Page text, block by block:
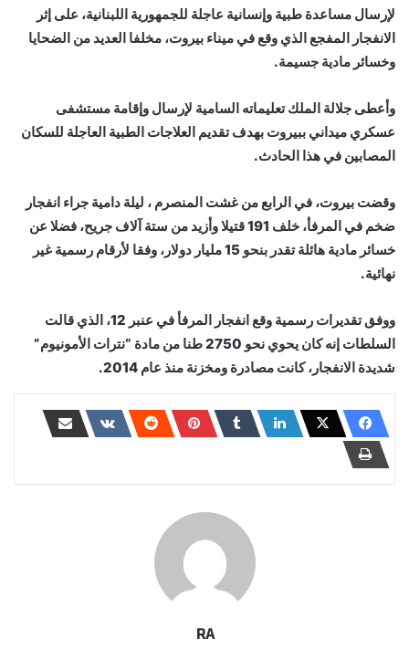
لإرسال مساعدة طبية وإنسانية عاجلة للجمهورية اللبنانية، على إثر
الانفجار المفجع الذي وقع في ميناء بيروت، مخلفا العديد من الضحايا
وخسائر مادية جسيمة.
وأعطى جلالة الملك تعليماته السامية لإرسال وإقامة مستشفى
عسكري ميداني ببيروت بهدف تقديم العلاجات الطبية العاجلة للسكان
المصابين في هذا الحادث.
وقضت بيروت، في الرابع من غشت المنصرم ، ليلة دامية جراء انفجار
ضخم في المرفأ، خلف 191 قتيلا وأزيد من ستة آلاف جريح، فضلا عن
خسائر مادية هائلة تقدر بنحو 15 مليار دولار، وفقا لأرقام رسمية غير
نهائية.
ووفق تقديرات رسمية وقع انفجار المرفأ في عنبر 12، الذي قالت
السلطات إنه كان يحوي نحو 2750 طنا من مادة “نترات الأمونيوم”
شديدة الانفجار، كانت مصادرة ومخزنة منذ عام 2014.
RA